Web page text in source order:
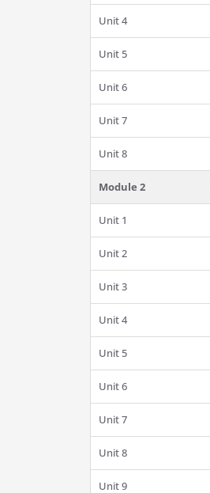
Unit 4
Unit 5
Unit 6
Unit 7
Unit 8
Module 2
Unit 1
Unit 2
Unit 3
Unit 4
Unit 5
Unit 6
Unit 7
Unit 8
Unit 9